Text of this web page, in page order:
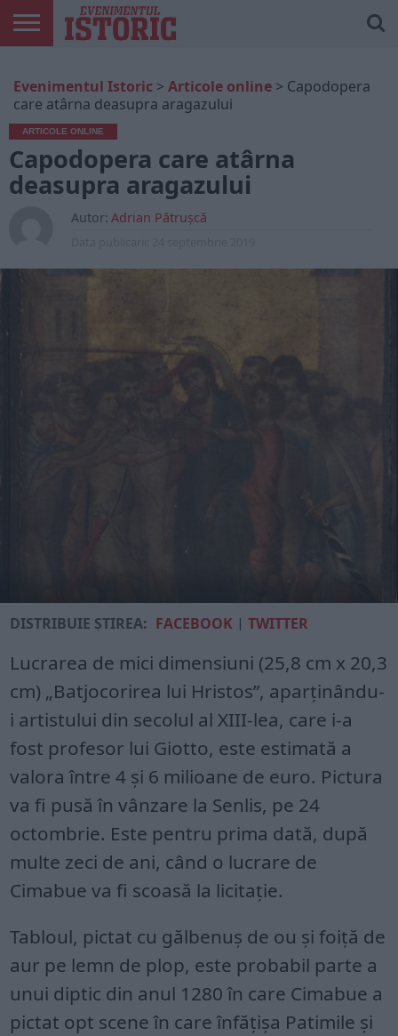
ONLINE
EDIȚII
TIPĂRITE
ISTORIC
PLAY
CONTUL
MEU
Evenimentul Istoric > Articole online > Capodopera
care atârna deasupra aragazului
ARTICOLE ONLINE
Capodopera care atârna
deasupra aragazului
Autor: Adrian Pătrușcă
DISTRIBUIE ȘTIREA: FACEBOOK |TWITTER
Lucrarea de mici dimensiuni (25,8 cm x 20,3
cm) „Batjocorirea lui Hristos”, aparținându-
i artistului din secolul al XIII-lea, care i-a
fost profesor lui Giotto, este estimată a
valora între 4 și 6 milioane de euro. Pictura
va fi pusă în vânzare la Senlis, pe 24
octombrie. Este pentru prima dată, după
multe zeci de ani, când o lucrare de
Cimabue va fi scoasă la licitație.
Tabloul, pictat cu gălbenuș de ou și foiță de
aur pe lemn de plop, este probabil parte a
unui diptic din anul 1280 în care Cimabue a
pictat opt scene în care înfățișa Patimile și